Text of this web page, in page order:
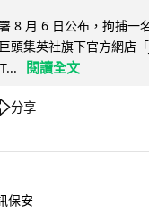
8 月 6 日公布，拘捕一
頭集英社旗下官方網店
閱讀全文
分享
保安